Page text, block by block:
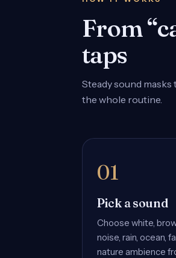
From
taps
Steady sound
the whole routine.
Pick a sound
Choose white,
noise, rain, ocean,
nature ambience